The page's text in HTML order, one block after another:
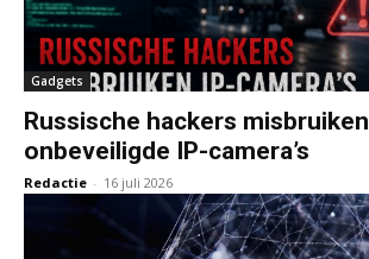
Gadgets
Russische hackers misbruiken
onbeveiligde IP-camera’s
Redactie - 16 juli 2026